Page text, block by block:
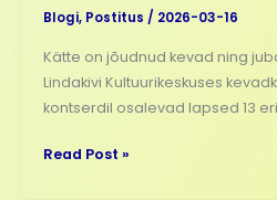
Blogi, Postitus / 2026-03-16
Kätte on jõudnud kevad ning
Lindakivi Kultuurikeskuses
kontserdil osalevad lapsed 13
Read Post »